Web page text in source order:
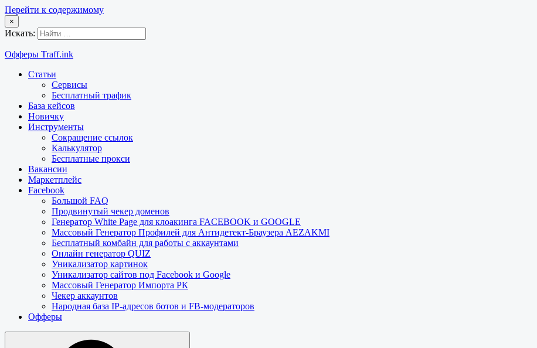
Перейти к содержимому
×
Искать:
Офферы Traff.ink
Статьи
Сервисы
Бесплатный трафик
База кейсов
Новичку
Инструменты
Сокращение ссылок
Калькулятор
Бесплатные прокси
Вакансии
Маркетплейс
Facebook
Большой FAQ
Продвинутый чекер доменов
Генератор White Page для клоакинга FACEBOOK и GOOGLE
Массовый Генератор Профилей для Антидетект-Браузера AEZAKMI
Бесплатный комбайн для работы с аккаунтами
Онлайн генератор QUIZ
Уникализатор картинок
Уникализатор сайтов под Facebook и Google
Массовый Генератор Импорта РК
Чекер аккаунтов
Народная база IP-адресов ботов и FB-модераторов
Офферы